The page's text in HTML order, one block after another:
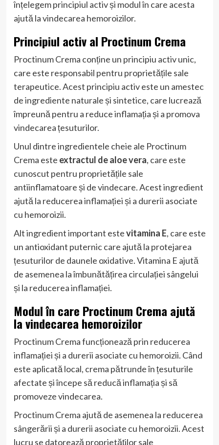
înțelegem principiul activ și modul în care acesta
ajută la vindecarea hemoroizilor.
Principiul activ al Proctinum Crema
Proctinum Crema conține un principiu activ unic,
care este responsabil pentru proprietățile sale
terapeutice. Acest principiu activ este un amestec
de ingrediente naturale și sintetice, care lucrează
împreună pentru a reduce inflamația și a promova
vindecarea țesuturilor.
Unul dintre ingredientele cheie ale Proctinum
Crema este extractul de aloe vera, care este
cunoscut pentru proprietățile sale
antiinflamatoare și de vindecare. Acest ingredient
ajută la reducerea inflamației și a durerii asociate
cu hemoroizii.
Alt ingredient important estevitamina E, care este
un antioxidant puternic care ajută la protejarea
țesuturilor de daunele oxidative. Vitamina E ajută
de asemenea la îmbunătățirea circulației sângelui
și la reducerea inflamației.
Modul în care Proctinum Crema ajută
la vindecarea hemoroizilor
Proctinum Crema funcționează prin reducerea
inflamației și a durerii asociate cu hemoroizii. Când
este aplicată local, crema pătrunde în țesuturile
afectate și începe să reducă inflamația și să
promoveze vindecarea.
Proctinum Crema ajută de asemenea la reducerea
sângerării și a durerii asociate cu hemoroizii. Acest
lucru se datorează proprietăților sale